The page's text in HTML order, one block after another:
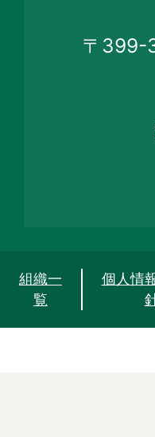
〒399-
組織一
覧
個人情